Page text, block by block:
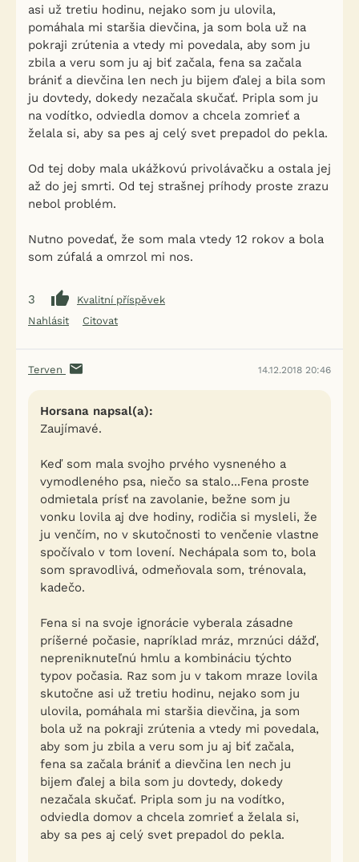
asi už tretiu hodinu, nejako som ju ulovila,
pomáhala mi staršia dievčina, ja som bola už na
pokraji zrútenia a vtedy mi povedala, aby som ju
zbila a veru som ju aj biť začala, fena sa začala
brániť a dievčina len nech ju bijem ďalej a bila som
ju dovtedy, dokedy nezačala skučať. Pripla som ju
na vodítko, odviedla domov a chcela zomrieť a
želala si, aby sa pes aj celý svet prepadol do pekla.
Od tej doby mala ukážkovú privolávačku a ostala jej
až do jej smrti. Od tej strašnej príhody proste zrazu
nebol problém.
Nutno povedať, že som mala vtedy 12 rokov a bola
som zúfalá a omrzol mi nos.
3
Kvalitní příspěvek
Nahlásit
Citovat
Terven 14.12.2018 20:46
Horsana napsal(a):
Zaujímavé.
Keď som mala svojho prvého vysneného a
vymodleného psa, niečo sa stalo...Fena proste
odmietala prísť na zavolanie, bežne som ju
vonku lovila aj dve hodiny, rodičia si mysleli, že
ju venčím, no v skutočnosti to venčenie vlastne
spočívalo v tom lovení. Nechápala som to, bola
som spravodlivá, odmeňovala som, trénovala,
kadečo.
Fena si na svoje ignorácie vyberala zásadne
príšerné počasie, napríklad mráz, mrznúci dážď,
nepreniknuteľnú hmlu a kombináciu týchto
typov počasia. Raz som ju v takom mraze lovila
skutočne asi už tretiu hodinu, nejako som ju
ulovila, pomáhala mi staršia dievčina, ja som
bola už na pokraji zrútenia a vtedy mi povedala,
aby som ju zbila a veru som ju aj biť začala,
fena sa začala brániť a dievčina len nech ju
bijem ďalej a bila som ju dovtedy, dokedy
nezačala skučať. Pripla som ju na vodítko,
odviedla domov a chcela zomrieť a želala si,
aby sa pes aj celý svet prepadol do pekla.